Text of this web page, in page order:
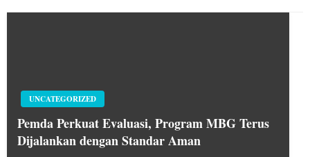
UNCATEGORIZED
Pemda Perkuat Evaluasi, Program MBG Terus
Dijalankan dengan Standar Aman